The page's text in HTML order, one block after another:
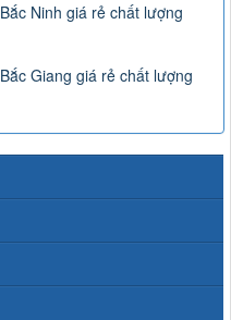
Ninh giá rẻ chất lượng
Giang giá rẻ chất lượng